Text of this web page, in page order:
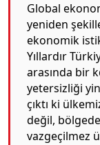
Global
yeniden
ekonomik
Yıllardır
arasında bir
yetersizliği
çıktı ki
değil,
vazgeçilmez